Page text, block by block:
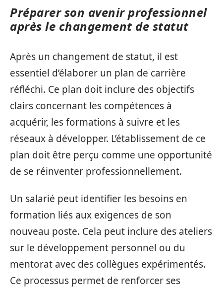
Préparer son avenir professionnel
après le changement de statut
Après un changement de statut, il est
essentiel d’élaborer un plan de carrière
réfléchi. Ce plan doit inclure des objectifs
clairs concernant les compétences à
acquérir, les formations à suivre et les
réseaux à développer. L’établissement de ce
plan doit être perçu comme une opportunité
de se réinventer professionnellement.
Un salarié peut identifier les besoins en
formation liés aux exigences de son
nouveau poste. Cela peut inclure des ateliers
sur le développement personnel ou du
mentorat avec des collègues expérimentés.
Ce processus permet de renforcer ses